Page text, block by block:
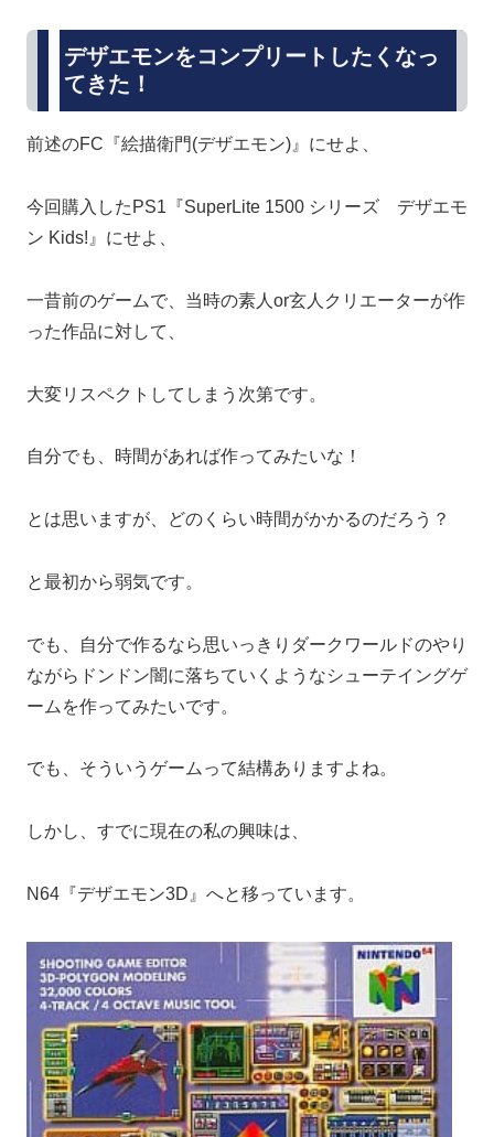
デザエモンをコンプリートしたくなっ
てきた！
前述のFC『絵描衛門(デザエモン)』にせよ、
今回購入したPS1『SuperLite 1500 シリーズ デザエモ
ン Kids!』にせよ、
一昔前のゲームで、当時の素人or玄人クリエーターが作
った作品に対して、
大変リスペクトしてしまう次第です。
自分でも、時間があれば作ってみたいな！
とは思いますが、どのくらい時間がかかるのだろう？
と最初から弱気です。
でも、自分で作るなら思いっきりダークワールドのやり
ながらドンドン闇に落ちていくようなシューテイングゲ
ームを作ってみたいです。
でも、そういうゲームって結構ありますよね。
しかし、すでに現在の私の興味は、
N64『デザエモン3D』へと移っています。